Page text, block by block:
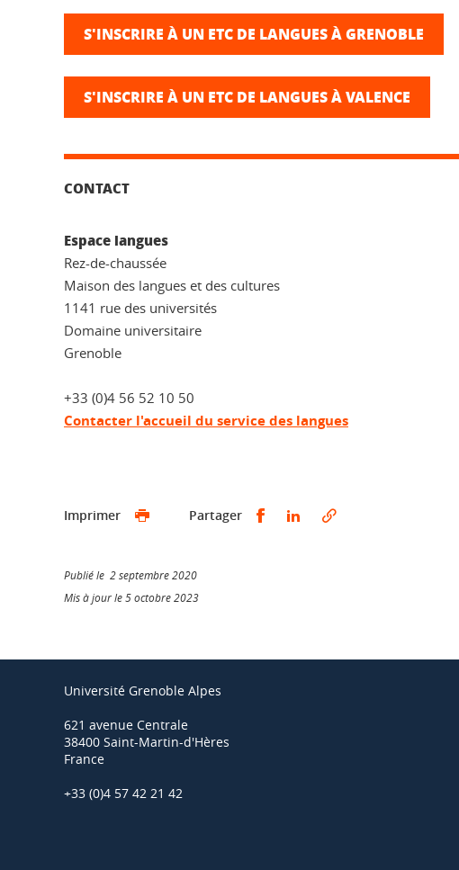
S'INSCRIRE À UN ETC DE LANGUES À GRENOBLE
S'INSCRIRE À UN ETC DE LANGUES À VALENCE
CONTACT
Espace langues
Rez-de-chaussée
Maison des langues et des cultures
1141 rue des universités
Domaine universitaire
Grenoble
+33 (0)4 56 52 10 50
Contacter l'accueil du service des langues
Imprimer Partager Partager sur Facebook
Partager sur LinkedIn
Publié le 2 septembre 2020
Mis à jour le 5 octobre 2023
Université Grenoble Alpes
621 avenue Centrale
38400 Saint-Martin-d'Hères
France
+33 (0)4 57 42 21 42